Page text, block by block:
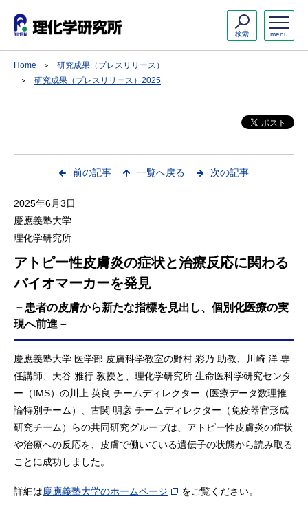
menu
検索
Home
研究成果（プレスリリース）
研究成果（プレスリリース）2025
前の記事 一覧へ戻る 次の記事
2025年6月3日
慶應義塾大学
理化学研究所
アトピー性皮膚炎の症状と治療反応に関わる
バイオマーカーを発見
－患者の皮膚から新たな指標を見出し、個別化医療の実
現へ前進－
慶應義塾大学 医学部 皮膚科学教室の野村 彩乃 助教、川崎 洋 専
任講師、天谷 雅行 教授と、理化学研究所 生命医科学研究センタ
ー（IMS）の川上 英良 チームディレクター（医療データ数理推
論特別チーム）、古関 明彦 チームディレクター（免疫器官形成
研究チーム）らの共同研究グループは、アトピー性皮膚炎の症状
や治療への反応を、皮膚で働いている遺伝子の状態から読み取る
ことに成功しました。
詳細は慶應義塾大学のホームページ をご覧ください。